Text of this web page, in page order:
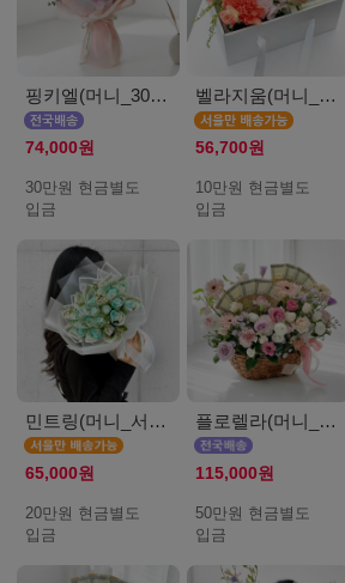
핑키엘(머니_30만원)
74,000원
30만원 현금별도
입금
벨라지움(머니_서울_10만원)
56,700원
10만원 현금별도
입금
민트링(머니_서울_20만원)
65,000원
20만원 현금별도
입금
플로렐라(머니_50만원)
115,000원
50만원 현금별도
입금